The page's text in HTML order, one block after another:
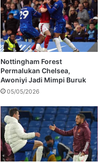
Nottingham Forest
Permalukan Chelsea,
Awoniyi Jadi Mimpi Buruk
05/05/2026